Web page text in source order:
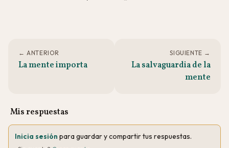
← ANTERIOR
La mente importa
SIGUIENTE →
La salvaguardia de la
mente
Mis respuestas
Inicia sesión para guardar y compartir tus respuestas.